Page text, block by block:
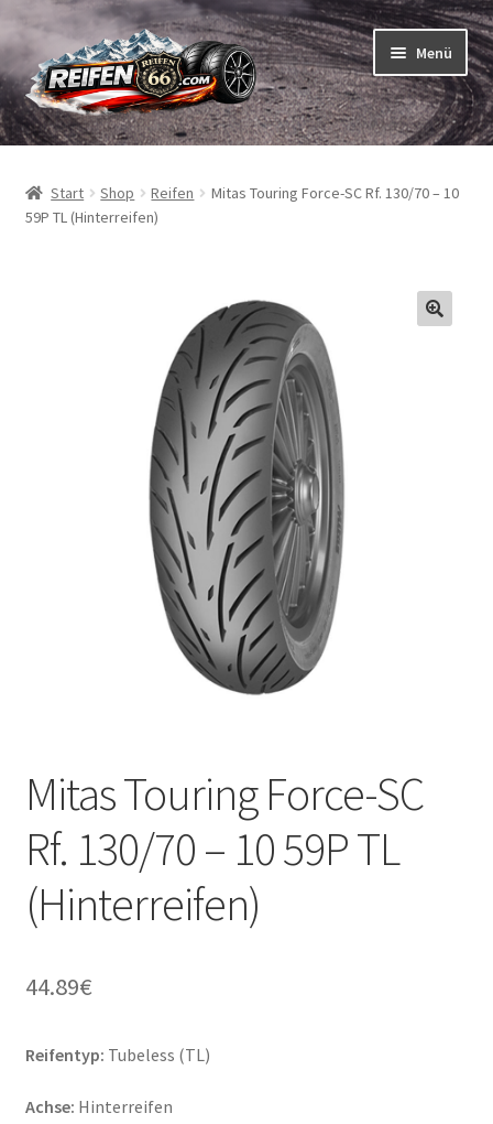
Zur
Navigation
springen
Zum
Inhalt
springen
Menü
Reifen
Schläuche
Start Shop Reifen
Mitas Touring Force-SC Rf. 130/70 – 10
59P TL (Hinterreifen)
Mitas Touring Force-SC
Rf. 130/70 – 10 59P TL
(Hinterreifen)
44.89€
Reifentyp: Tubeless (TL)
Achse: Hinterreifen